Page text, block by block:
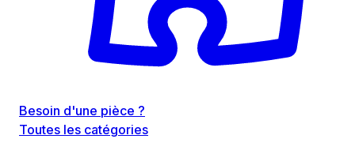
Besoin d'une pièce ?
Toutes les catégories